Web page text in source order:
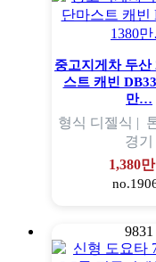
중고지게차 두산
스트 캐빈
만…
형식 디젤식 |
경기
1,380
9831